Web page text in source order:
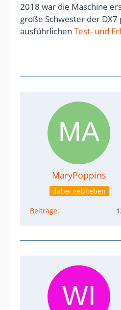
2018 war die Maschine
große Schwester der
ausführlichen Test- und
MaryPoppins
dabei geblieben
Beiträge